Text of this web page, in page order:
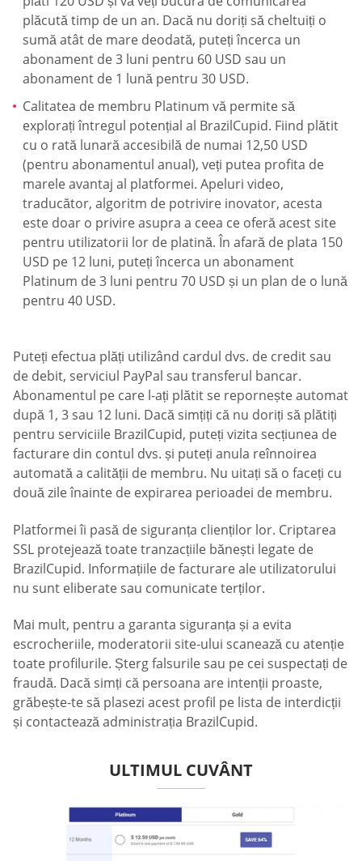
plăcută timp de un an. Dacă nu doriți să cheltuiți o
sumă atât de mare deodată, puteți încerca un
abonament de 3 luni pentru 60 USD sau un
abonament de 1 lună pentru 30 USD.
Calitatea de membru Platinum vă permite să
explorați întregul potențial al BrazilCupid. Fiind plătit
cu o rată lunară accesibilă de numai 12,50 USD
(pentru abonamentul anual), veți putea profita de
marele avantaj al platformei. Apeluri video,
traducător, algoritm de potrivire inovator, acesta
este doar o privire asupra a ceea ce oferă acest site
pentru utilizatorii lor de platină. În afară de plata 150
USD pe 12 luni, puteți încerca un abonament
Platinum de 3 luni pentru 70 USD și un plan de o lună
pentru 40 USD.
Puteți efectua plăți utilizând cardul dvs. de credit sau
de debit, serviciul PayPal sau transferul bancar.
Abonamentul pe care l-ați plătit se repornește automat
după 1, 3 sau 12 luni. Dacă simțiți că nu doriți să plătiți
pentru serviciile BrazilCupid, puteți vizita secțiunea de
facturare din contul dvs. și puteți anula reînnoirea
automată a calității de membru. Nu uitați să o faceți cu
două zile înainte de expirarea perioadei de membru.
Platformei îi pasă de siguranța clienților lor. Criptarea
SSL protejează toate tranzacțiile bănești legate de
BrazilCupid. Informațiile de facturare ale utilizatorului
nu sunt eliberate sau comunicate terților.
Mai mult, pentru a garanta siguranța și a evita
escrocheriile, moderatorii site-ului scanează cu atenție
toate profilurile. Șterg falsurile sau pe cei suspectați de
fraudă. Dacă simți că persoana are intenții proaste,
grăbește-te să plasezi acest profil pe lista de interdicții
și contactează administrația BrazilCupid.
ULTIMUL CUVÂNT